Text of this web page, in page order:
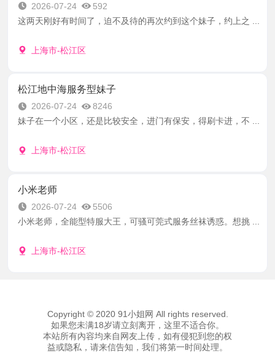
2026-07-24
592
这两天刚好有时间了，迫不及待的再次约到这个妹子，约上之 ...
上海市-松江区
松江地中海服务型妹子
2026-07-24
8246
妹子在一个小区，还是比较安全，进门有保安，得刷卡进，不 ...
上海市-松江区
小米老师
2026-07-24
5506
小米老师，全能型特服大王，可骚可莞式服务丝袜诱惑。想挑 ...
上海市-松江区
Copyright © 2020 91小姐网 All rights reserved.
如果您未满18岁请立刻离开，这里不适合你。
本站所有內容均来自网友上传，如有侵犯到您的权
益或隐私，请来信告知，我们将第一时间处理。